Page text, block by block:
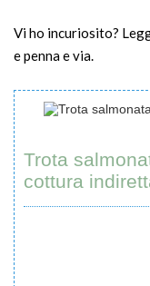
Vi ho incuriosito?
e penna e via.
Trota
cottura